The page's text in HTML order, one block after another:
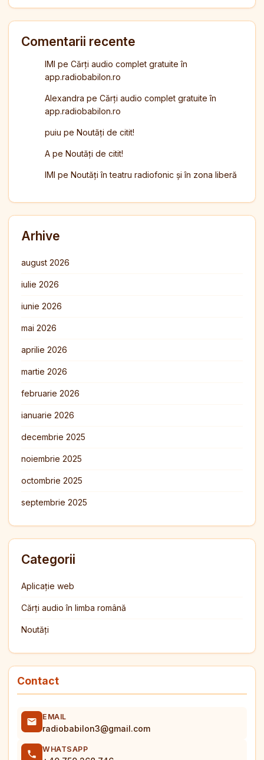
Comentarii recente
IMI pe Cărți audio complet gratuite în
app.radiobabilon.ro
Alexandra pe Cărți audio complet gratuite în
app.radiobabilon.ro
puiu pe Noutăți de citit!
A pe Noutăți de citit!
IMI pe Noutăți în teatru radiofonic și în zona liberă
Arhive
august 2026
iulie 2026
iunie 2026
mai 2026
aprilie 2026
martie 2026
februarie 2026
ianuarie 2026
decembrie 2025
noiembrie 2025
octombrie 2025
septembrie 2025
Categorii
Aplicație web
Cărți audio în limba română
Noutăți
Contact
EMAIL
radiobabilon3@gmail.com
WHATSAPP